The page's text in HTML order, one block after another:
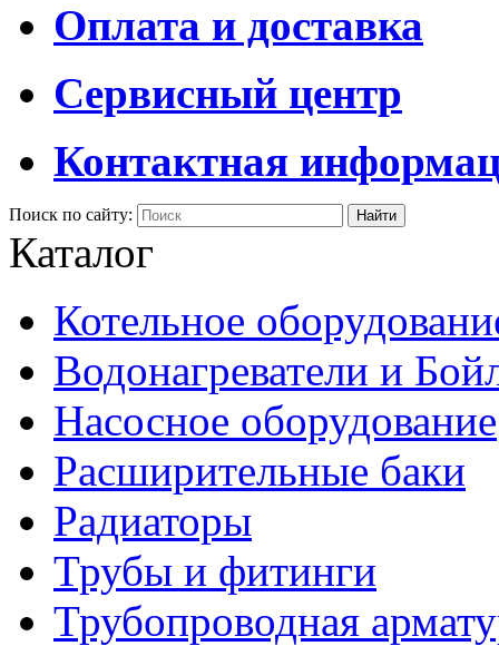
Оплата и доставка
Сервисный центр
Контактная
Поиск по сайту:
Каталог
Котельное
Водонагреватели и
Насосное оборудование
Расширительные баки
Радиаторы
Трубы и фитинги
Трубопроводная